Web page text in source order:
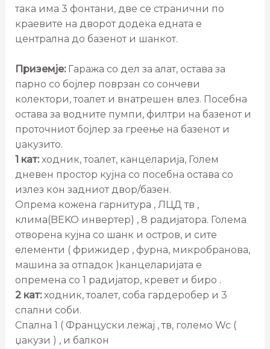
така има 3 фонтани, две се странични по
краевите на дворот додека едната е
централна до базенот и шанкот.
Приземје: Гаража со дел за алат, остава за
парно со бојлер поврзан со сончеви
колектори, тоалет и внатрешен влез. Посебна
остава за водните пумпи, филтри на базенот и
проточниот бојлер за греење на базенот и
џакузито.
1 кат:ходник, тоалет, канцеларија, Голем
дневен простор кујна со посебна остава со
излез кон задниот двор/базен.
Опрема кожена гарнитура , ЛЦД тв ,
клима(BEKO инвертер) , 8 радијатора. Голема
отворена кујна со шанк и остров, и сите
елементи ( фрижидер , фурна, микробранова,
машина за отпадок )канцеларијата е
опремена со 1 радијатор, кревет и биро .
2 кат:ходник, тоалет, соба гардеробер и 3
спални соби.
Спална 1 ( Француски лежај , тв, големо Wc (
џакузи ) , и балкон